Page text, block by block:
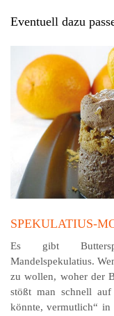
Eventuell dazu
SPEKULATIUS-
Es gibt
Mandelspekulatius.
zu wollen, woher der
stößt man schnell
könnte, vermutlich“ in